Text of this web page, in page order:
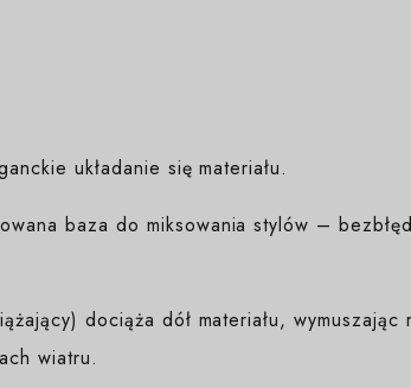
układanie się materiału.
baza do miksowania stylów –
dociąża dół materiału,
wiatru.